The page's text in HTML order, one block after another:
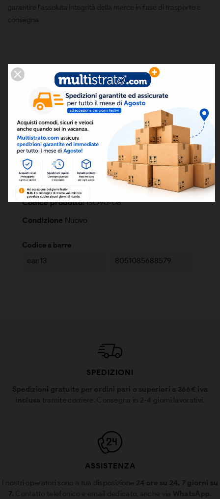
DESCRIZIONE
Rotolo da 50 metri.
Larghezza: 50 mm - spessore 0,3 mm
DETTAGLI
Codice prodotto: ISO90-08
Condizione Nuovo
Codice a barre
ean13 8051085688579
SPEDIZIONI
Spedizioni gratuite per ordini pari o superiori a 366€ iva
inclusa tramite corriere. Consegna in 2-4 giorni lavorativi.
ASSISTENZA
I nostri operatori sono a tua disposizione 24 ore su 24, 7 giorni su
7. Contatto telefonico e email dedicato, anche via WhatsApp